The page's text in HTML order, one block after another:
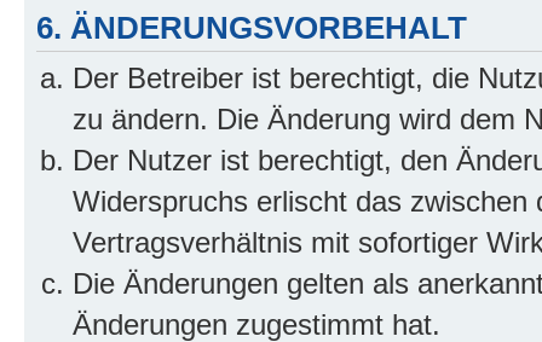
6. ÄNDERUNGSVORBEHALT
Der Betreiber ist berechtigt, die
zu ändern. Die Änderung wird dem
Der Nutzer ist berechtigt, den
Widerspruchs erlischt das
Vertragsverhältnis mit sofortiger
Die Änderungen gelten als
Änderungen zugestimmt hat.